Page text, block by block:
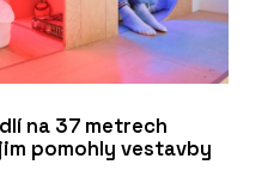
na 37 metrech
pomohly vestavby